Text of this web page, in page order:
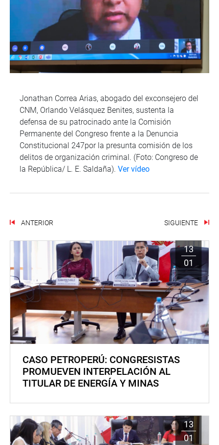
Jonathan Correa Arias, abogado del exconsejero del
CNM, Orlando Velásquez Benites, sustenta la
defensa de su patrocinado ante la Comisión
Permanente del Congreso frente a la Denuncia
Constitucional 247por la presunta comisión de los
delitos de organización criminal. (Foto: Congreso de
la República/ L. E. Saldaña). Ver vídeo
ANTERIOR SIGUIENTE
13
01
CASO PETROPERÚ: CONGRESISTAS
PROMUEVEN INTERPELACIÓN AL
TITULAR DE ENERGÍA Y MINAS
13
01